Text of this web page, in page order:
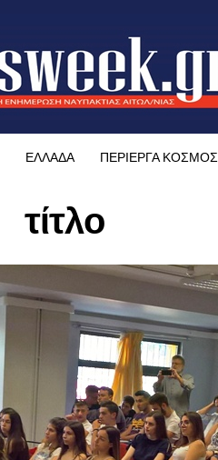
ΕΛΛΑΔΑ ΠΕΡΙΕΡΓΑ ΚΟΣΜΟΣ
τίτλο